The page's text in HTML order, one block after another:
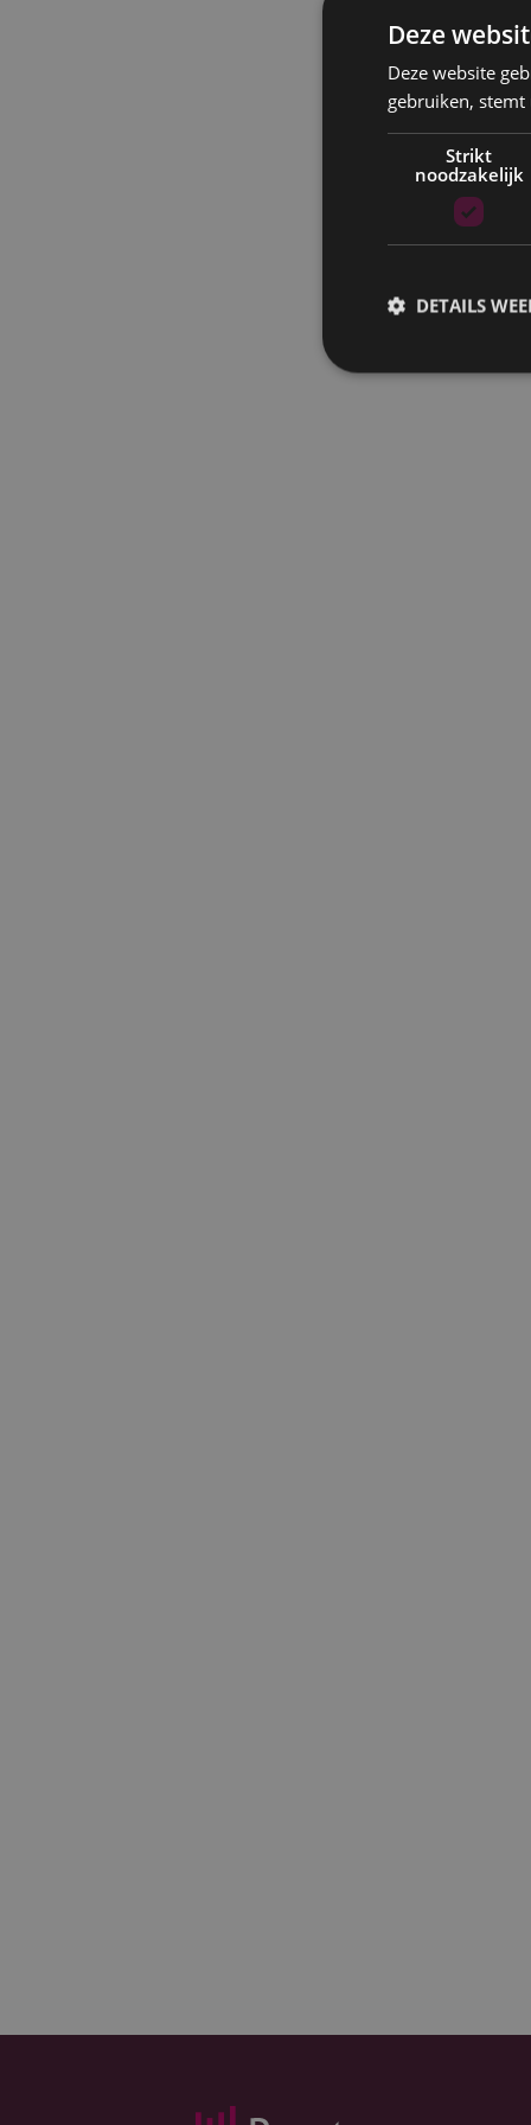
Deze
Deze website
gebruiken,
Strikt
noodzakelijk
DETAILS